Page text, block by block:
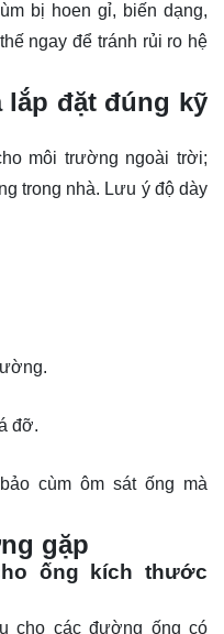
bị hoen gỉ, biến dạng,
ngay để tránh rủi ro hệ
lắp đặt đúng kỹ
môi trường ngoài trời;
trong nhà. Lưu ý độ dày
đỡ.
cùm ôm sát ống mà
gặp
ống kích thước
cho các đường ống có